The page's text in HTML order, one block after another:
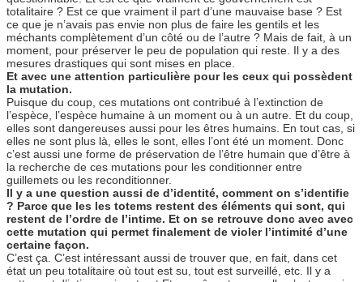
totalitaire ? Est ce que vraiment il part d’une mauvaise base ? Est
ce que je n’avais pas envie non plus de faire les gentils et les
méchants complètement d’un côté ou de l’autre ? Mais de fait, à un
moment, pour préserver le peu de population qui reste. Il y a des
mesures drastiques qui sont mises en place.
Et avec une attention particulière pour les ceux qui possèdent
la mutation.
Puisque du coup, ces mutations ont contribué à l’extinction de
l’espèce, l’espèce humaine à un moment ou à un autre. Et du coup,
elles sont dangereuses aussi pour les êtres humains. En tout cas, si
elles ne sont plus là, elles le sont, elles l’ont été un moment. Donc
c’est aussi une forme de préservation de l’être humain que d’être à
la recherche de ces mutations pour les conditionner entre
guillemets ou les reconditionner.
Il y a une question aussi de d’identité, comment on s’identifie
? Parce que les les totems restent des éléments qui sont, qui
restent de l’ordre de l’intime. Et on se retrouve donc avec avec
cette mutation qui permet finalement de violer l’intimité d’une
certaine façon.
C’est ça. C’est intéressant aussi de trouver que, en fait, dans cet
état un peu totalitaire où tout est su, tout est surveillé, etc. Il y a